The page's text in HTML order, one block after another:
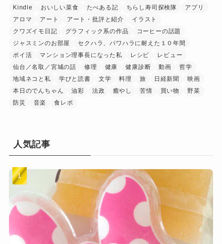
Kindle
おいしい菜食 たべある記 ちらし寿司探検隊
アプリ
アロマ
アート アート・批評と紹介
イラスト
クワズイモ日記
グラフィック系の作品
コーヒーの話題
ジャスミンのお部屋
セクハラ、パワハラに耐えた１０年間
ポイ活
マンション理事長になった私 レシピ
レビュー
仙台／名取／宮城の話
修理 健康 健康診断 動画
哲学
地域ネコと私
学びと読書 文学 料理 旅 日経新聞
映画
本日のでんちゃん
油彩 法政 癒やし 苦情 買い物
野菜
防災
音楽 食レポ
人気記事